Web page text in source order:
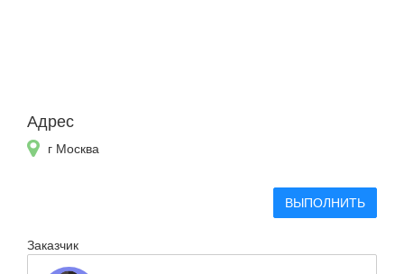
Адрес
г Москва
ВЫПОЛНИТЬ
Заказчик